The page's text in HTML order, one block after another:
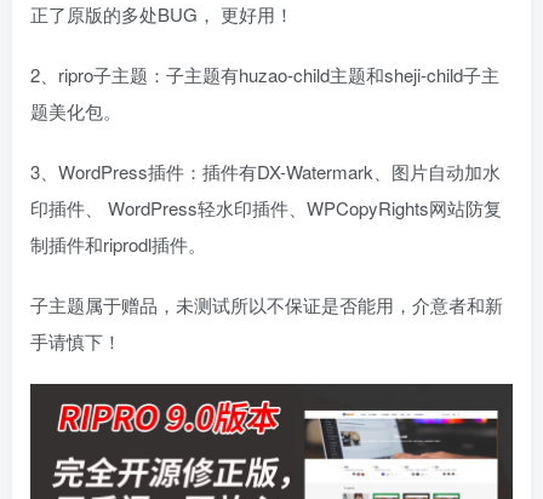
正了原版的多处BUG， 更好用！
2、ripro子主题：子主题有huzao-child主题和sheji-child子主
题美化包。
3、WordPress插件：插件有DX-Watermark、图片自动加水
印插件、 WordPress轻水印插件、WPCopyRights网站防复
制插件和riprodl插件。
子主题属于赠品，未测试所以不保证是否能用，介意者和新
手请慎下！